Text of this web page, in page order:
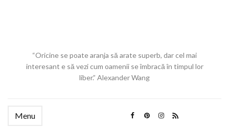
“Oricine se poate aranja să arate superb, dar cel mai
interesant e să vezi cum oamenii se îmbracă în timpul lor
liber.” Alexander Wang
Menu